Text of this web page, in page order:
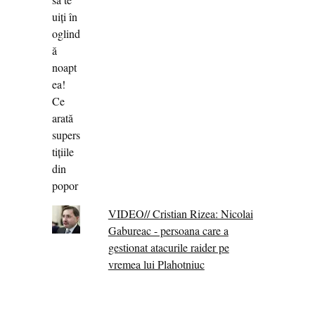
VIDEO// Cristian Rizea: Nicolai
Gabureac - persoana care a
gestionat atacurile raider pe
vremea lui Plahotniuc